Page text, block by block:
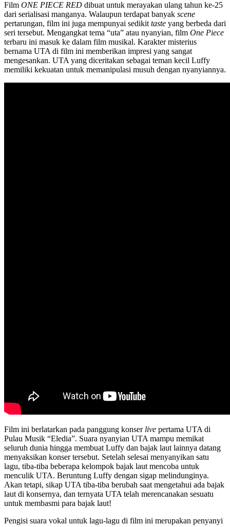
Film ONE PIECE RED dibuat untuk merayakan ulang tahun ke-25
dari serialisasi manganya. Walaupun terdapat banyak scene
pertarungan, film ini juga mempunyai sedikit taste yang berbeda dari
seri tersebut. Mengangkat tema “uta” atau nyanyian, film One Piece
terbaru ini masuk ke dalam film musikal. Karakter misterius
bernama UTA di film ini memberikan impresi yang sangat
mengesankan. UTA yang diceritakan sebagai teman kecil Luffy
memiliki kekuatan untuk memanipulasi musuh dengan nyanyiannya.
Film ini berlatarkan pada panggung konser live pertama UTA di
Pulau Musik “Eledia”. Suara nyanyian UTA mampu memikat
seluruh dunia hingga membuat Luffy dan bajak laut lainnya datang
menyaksikan konser tersebut. Setelah selesai menyanyikan satu
lagu, tiba-tiba beberapa kelompok bajak laut mencoba untuk
menculik UTA. Beruntung Luffy dengan sigap melindunginya.
Akan tetapi, sikap UTA tiba-tiba berubah saat mengetahui ada bajak
laut di konsernya, dan ternyata UTA telah merencanakan sesuatu
untuk membasmi para bajak laut!
Pengisi suara vokal untuk lagu-lagu di film ini merupakan penyanyi